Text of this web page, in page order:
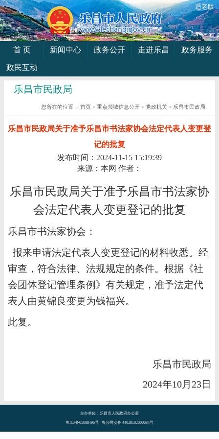
适老版
首 页 新闻中心 政务公开 走进乐昌
政务服务
政民互动
乐昌市民政局
您所在的位置：首页 >重点领域信息公开 >党政机关 > 乐昌市民政局
乐昌市民政局关于准予乐昌市书法家协会法定代表人变更登
记的批复
发布时间：2024-11-15 15:19:39
来源：本网 作者：
乐昌市民政局关于准予乐昌市书法家协
会法定代表人变更登记的批复
乐昌市书法家协会：
报来申请法定代表人变更登记的材料收悉。经
审查，符合法律、法规规定的条件。根据《社
会团体登记管理条例》有关规定，准予法定代
表人由黄锦良变更为钱福兴。
此复。
乐昌市民政局
2024年10月23日
主办单位：乐昌市人民政府办公室
粤ICP备05088496号 粤公网安备 44028102000034号